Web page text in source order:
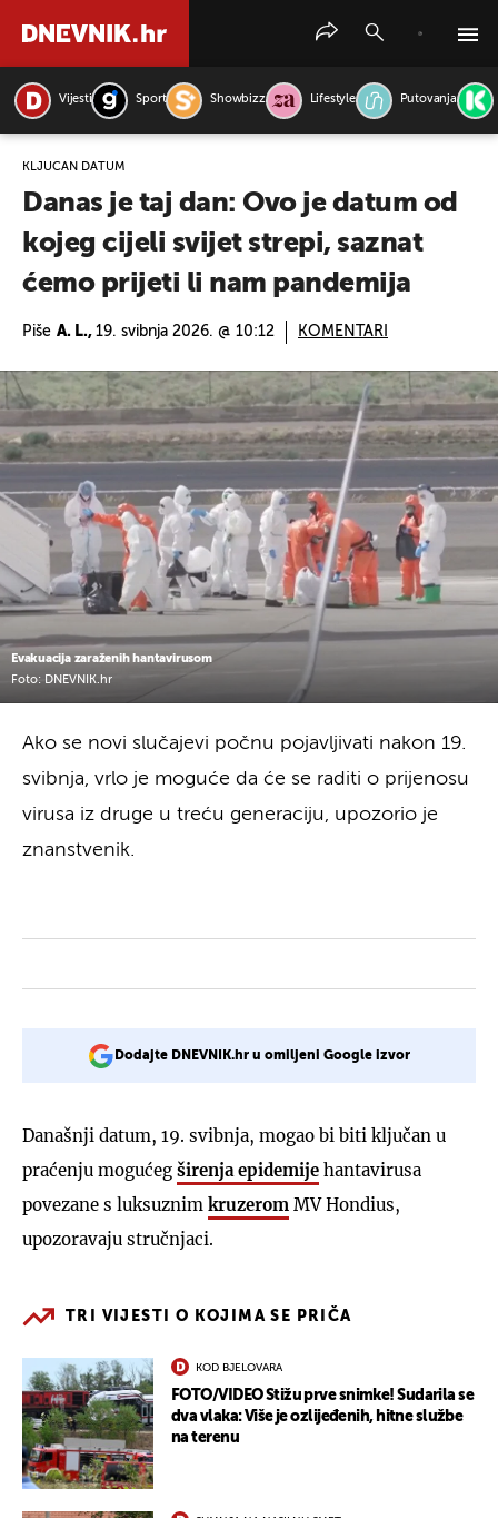
Vijesti Sport Showbizz Lifestyle Putovanja
KLJUČAN DATUM
Danas je taj dan: Ovo je datum od
kojeg cijeli svijet strepi, saznat
ćemo prijeti li nam pandemija
Piše A. L., 19. svibnja 2026. @ 10:12 KOMENTARI
Evakuacija zaraženih hantavirusom
Foto: DNEVNIK.hr
Ako se novi slučajevi počnu pojavljivati nakon 19.
svibnja, vrlo je moguće da će se raditi o prijenosu
virusa iz druge u treću generaciju, upozorio je
znanstvenik.
Dodajte DNEVNIK.hr u omiljeni Google izvor
Današnji datum, 19. svibnja, mogao bi biti ključan u
praćenju mogućeg širenja epidemije hantavirusa
povezane s luksuznim kruzerom MV Hondius,
upozoravaju stručnjaci.
TRI VIJESTI O KOJIMA SE PRIČA
KOD BJELOVARA
FOTO/VIDEO Stižu prve snimke! Sudarila se
dva vlaka: Više je ozlijeđenih, hitne službe
na terenu
PRETRAŽITE VIJESTI